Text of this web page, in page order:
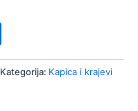
Kategorija: Kapica i krajevi